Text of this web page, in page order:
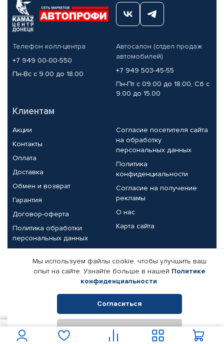
Телефон колл-центра
+7 949 00-00-550
Пн-Вс с 9.00 до 18.00
Автосалон (отдел продаж
автомобилей)
+7 949 503-45-55
Пн-Пт с 09.00 до 18.00, Сб с
9.00 до 15.00
Клиентам
Акции
Контакты
Оплата
Доставка
Обмен и возврат
Гарантия
Договор-оферта
Политика обработки
персональных данных
Согласие посетителя сайта
на обработку
персональных данных
Политика
конфиденциальности
Согласие на получение
рекламы
О нас
Карта сайта
Партнерам
Корпоративным клиентам
Поставщикам
Реквизиты компании
© КАМАЗ ЦЕНТР ДОНЕЦК, 2015-2026. Все права защищены.
Интернет-магазин автомобильных товаров Автопрофи.
Мы используем файлы cookie, чтобы улучшить ваш
опыт на сайте. Узнайте больше в нашей Политике
конфиденциальности.
Согласиться
Отклонить
В корзину